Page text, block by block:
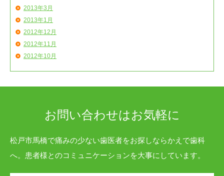
2013年3月
2013年1月
2012年12月
2012年11月
2012年10月
お問い合わせはお気軽に
松戸市馬橋で痛みの少ない歯医者をお探しならかえで歯科
へ。患者様とのコミュニケーションを大事にしています。